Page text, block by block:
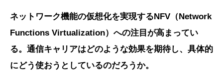
ネットワーク機能の仮想化を実現するNFV（Network
Functions Virtualization）への注目が高まってい
る。通信キャリアはどのような効果を期待し、具体的
にどう使おうとしているのだろうか。